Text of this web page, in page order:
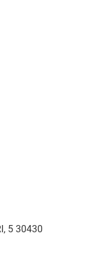
5 30430